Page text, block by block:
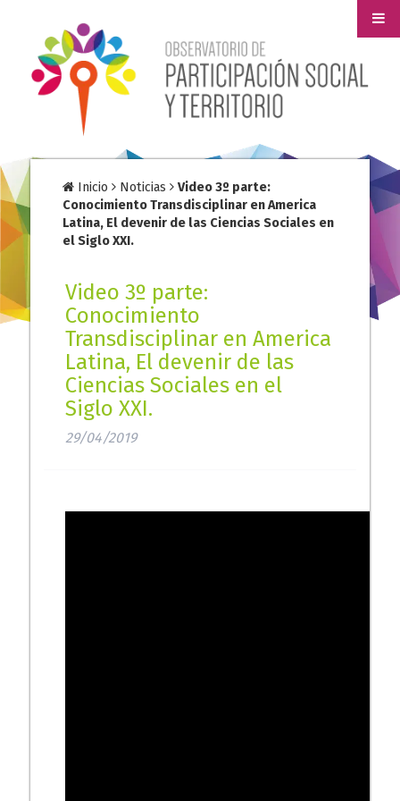
Inicio Noticias Video 3º parte:
Conocimiento Transdisciplinar en America
Latina, El devenir de las Ciencias Sociales en
el Siglo XXI.
Video 3º parte:
Conocimiento
Transdisciplinar en America
Latina, El devenir de las
Ciencias Sociales en el
Siglo XXI.
29/04/2019